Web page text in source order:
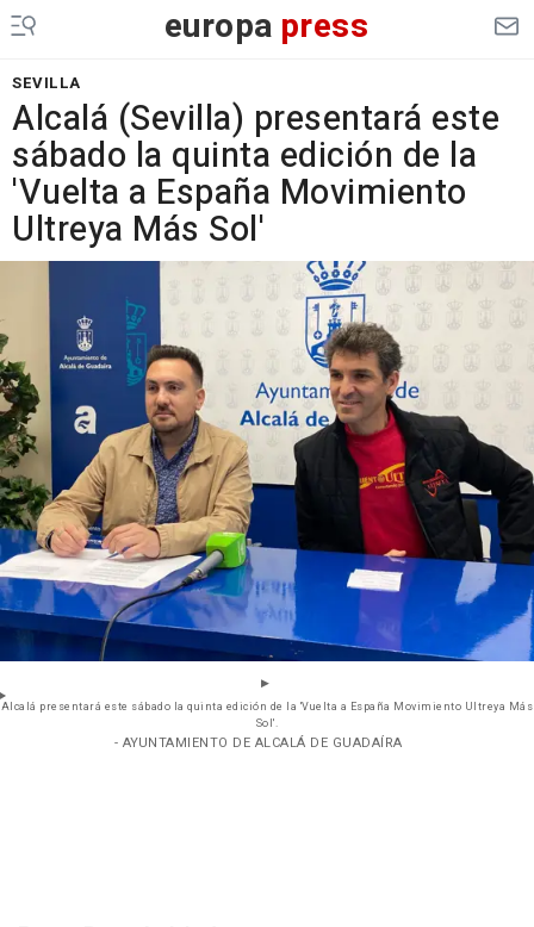
europa press
SEVILLA
Alcalá (Sevilla) presentará este
sábado la quinta edición de la
'Vuelta a España Movimiento
Ultreya Más Sol'
Alcalá presentará este sábado la quinta edición de la 'Vuelta a España Movimiento Ultreya Más
Sol'.
- AYUNTAMIENTO DE ALCALÁ DE GUADAÍRA